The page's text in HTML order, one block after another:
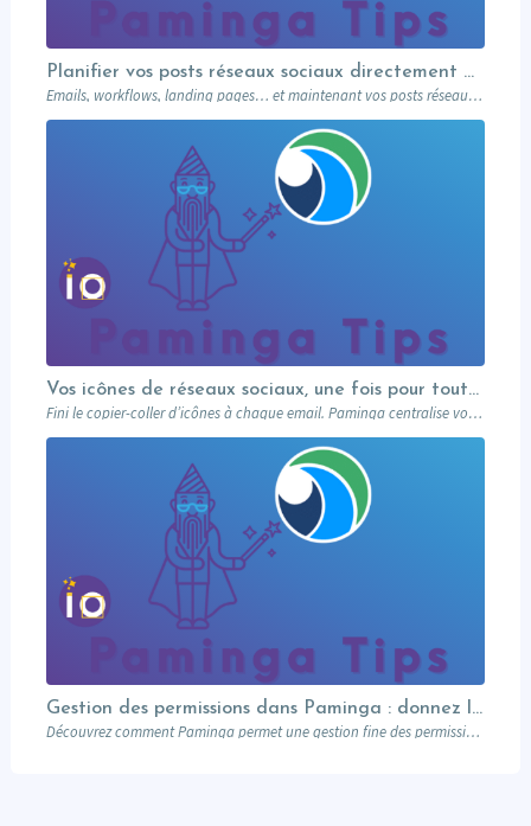
Planifier vos posts réseaux sociaux directement depuis votre MA
Emails, workflows, landing pages… et maintenant vos posts réseaux sociaux. Paminga centralise votre marketing dans un seul outil. Paminga Tip #08.
Vos icônes de réseaux sociaux, une fois pour toutes
Fini le copier-coller d’icônes à chaque email. Paminga centralise vos profils sociaux et les met à disposition de toute l’équipe via un élément dédié. Découvrez comment en 5 minutes.
Gestion des permissions dans Paminga : donnez les bons droits aux bonnes personnes
Découvrez comment Paminga permet une gestion fine des permissions : rôles, équipes, workspaces et contrôle au niveau des champs. Sécurisez votre marketing automation.